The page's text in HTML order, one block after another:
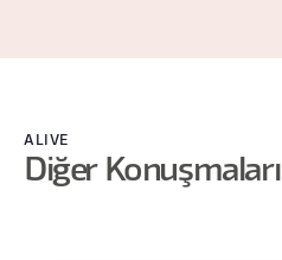
ALIVE
Diğer Konuşmaları